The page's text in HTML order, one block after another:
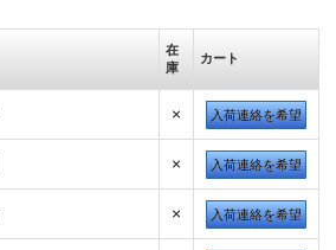
在
庫
カート
× 入荷連絡を希望
× 入荷連絡を希望
× 入荷連絡を希望